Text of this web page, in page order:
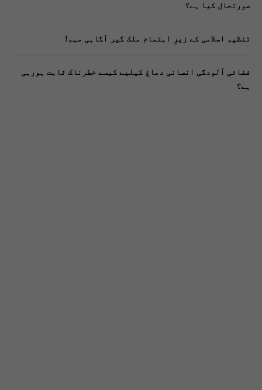
صورتحال کیا ہے؟
تنظیم اسلامی کے زیرِ اہتمام ملک گیر آگاہی مہم!
فضائی آلودگی انسانی دماغ کیلیے کیسے خطرناک ثابت ہورہی
ہے؟